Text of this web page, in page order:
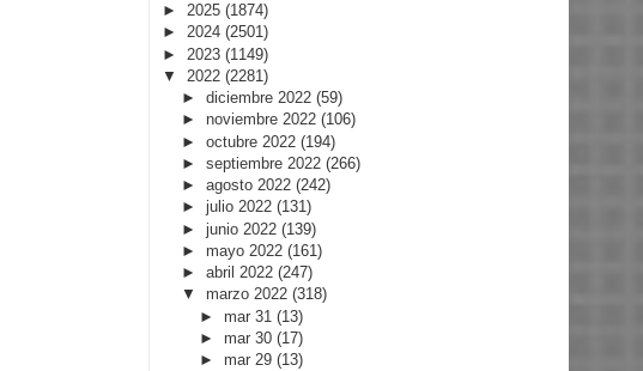
► 2025 (1874)
► 2024 (2501)
► 2023 (1149)
▼ 2022 (2281)
► diciembre 2022 (59)
► noviembre 2022 (106)
► octubre 2022 (194)
► septiembre 2022 (266)
► agosto 2022 (242)
► julio 2022 (131)
► junio 2022 (139)
► mayo 2022 (161)
► abril 2022 (247)
▼ marzo 2022 (318)
► mar 31(13)
► mar 30(17)
► mar 29(13)